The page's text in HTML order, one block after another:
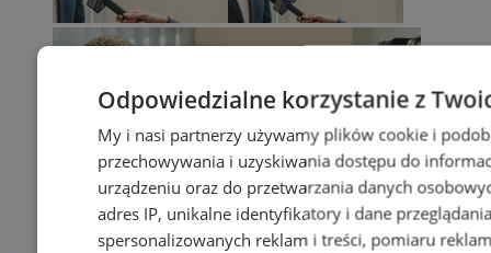
Odpowiedzialne korzystanie z
My i nasi partnerzy używamy plików cookie i
przechowywania i uzyskiwania dostępu do
urządzeniu oraz do przetwarzania danych
adres IP, unikalne identyfikatory i dane
spersonalizowanych reklam i treści, pomiaru